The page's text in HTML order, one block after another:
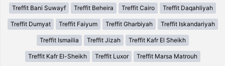
Treffit Bani Suwayf Treffit Beheira Treffit Cairo Treffit Daqahliyah
Treffit Dumyat Treffit Faiyum Treffit Gharbiyah Treffit Iskandariyah
Treffit Ismailia Treffit Jizah Treffit Kafr El Sheikh
Treffit Kafr El-Sheikh Treffit Luxor Treffit Marsa Matrouh